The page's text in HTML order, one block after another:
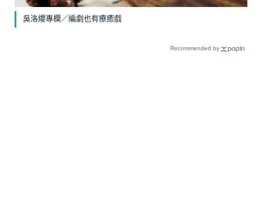
吳洛纓專欄／編劇也有療癒戲
Recommended by